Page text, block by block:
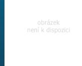
Najít vrtuli